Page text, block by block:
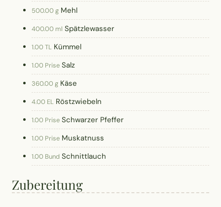
500.00 g Mehl
400.00 ml Spätzlewasser
1.00 TL Kümmel
1.00 Prise Salz
360.00 g Käse
4.00 EL Röstzwiebeln
1.00 Prise Schwarzer Pfeffer
1.00 Prise Muskatnuss
1.00 Bund Schnittlauch
Zubereitung